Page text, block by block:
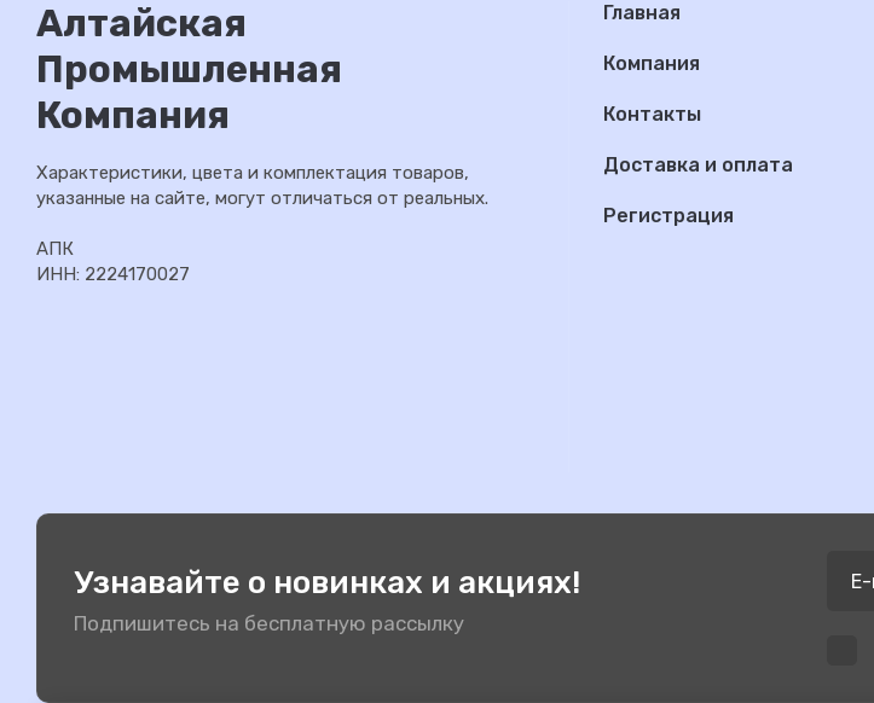
Алтайская
Промышленная
Компания
Характеристики, цвета и комплектация товаров,
указанные на сайте, могут отличаться от реальных.
АПК
ИНН: 2224170027
Главная
Компания
Контакты
Доставка и оплата
Регистрация
Узнавайте о новинках и акциях!
Подпишитесь на бесплатную рассылку